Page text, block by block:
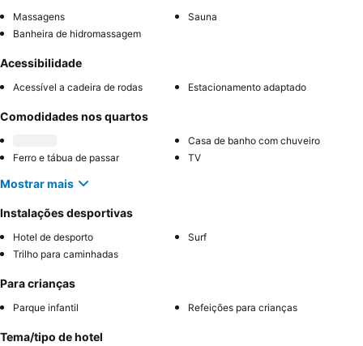
Massagens
Sauna
Banheira de hidromassagem
Acessibilidade
Acessível a cadeira de rodas Estacionamento adaptado
Comodidades nos quartos
Casa de banho com chuveiro
Ferro e tábua de passar
TV
Mostrar mais
Instalações desportivas
Hotel de desporto
Surf
Trilho para caminhadas
Para crianças
Parque infantil Refeições para crianças
Tema/tipo de hotel